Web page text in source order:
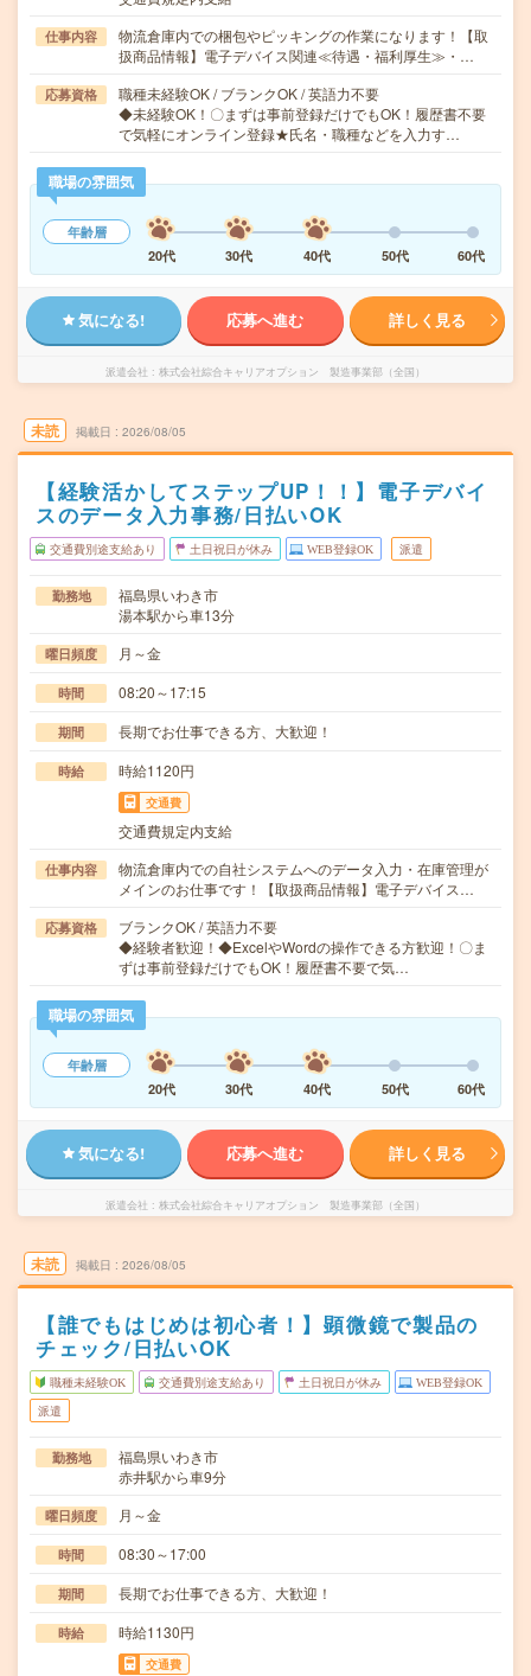
仕事内容
物流倉庫内での梱包やピッキングの作業になります！【取
扱商品情報】電子デバイス関連≪待遇・福利厚生≫・…
応募資格
職種未経験OK / ブランクOK / 英語力不要
◆未経験OK！〇まずは事前登録だけでもOK！履歴書不要
で気軽にオンライン登録★氏名・職種などを入力す…
職場の雰囲気
年齢層
20代
30代 40代 50代 60代
気になる! 応募へ進む 詳しく見る
派遣会社 株式会社綜合キャリアオプション 製造事業部（全国）
未読 掲載日 2026/08/05
【経験活かしてステップUP！！】電子デバイ
スのデータ入力事務/日払いOK
交通費別途支給あり 土日祝日が休み WEB登録OK 派遣
勤務地
福島県いわき市
湯本駅から車13分
曜日頻度 月～金
時間 08:20～17:15
期間 長期でお仕事できる方、大歓迎！
時給 時給1120円
交通費
交通費規定内支給
仕事内容
物流倉庫内での自社システムへのデータ入力・在庫管理が
メインのお仕事です！【取扱商品情報】電子デバイス…
応募資格
ブランクOK / 英語力不要
◆経験者歓迎！◆ExcelやWordの操作できる方歓迎！〇ま
ずは事前登録だけでもOK！履歴書不要で気…
職場の雰囲気
年齢層
20代
30代 40代 50代 60代
気になる! 応募へ進む 詳しく見る
派遣会社 株式会社綜合キャリアオプション 製造事業部（全国）
未読 掲載日 2026/08/05
【誰でもはじめは初心者！】顕微鏡で製品の
チェック/日払いOK
職種未経験OK 交通費別途支給あり 土日祝日が休み WEB登録OK
派遣
勤務地
福島県いわき市
赤井駅から車9分
曜日頻度 月～金
時間 08:30～17:00
期間 長期でお仕事できる方、大歓迎！
時給 時給1130円
交通費